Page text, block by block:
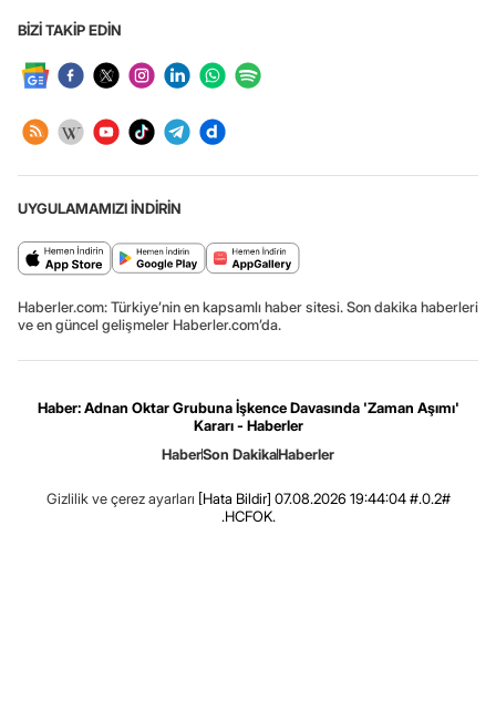
BİZİ TAKİP EDİN
UYGULAMAMIZI İNDİRİN
Haberler.com: Türkiye’nin en kapsamlı haber sitesi. Son dakika haberleri
ve en güncel gelişmeler Haberler.com’da.
Haber: Adnan Oktar Grubuna İşkence Davasında 'Zaman Aşımı'
Kararı - Haberler
HaberSon DakikaHaberler
Gizlilik ve çerez ayarları [Hata Bildir] 07.08.2026 19:44:04 #.0.2#
.HCFOK.